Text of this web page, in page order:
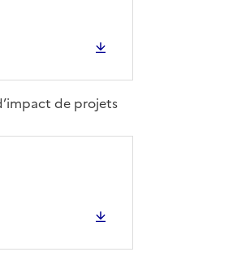
de projets